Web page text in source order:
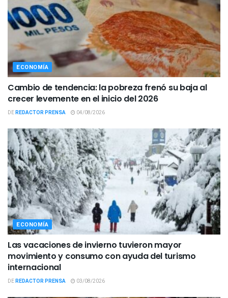
ECONOMÍA
Cambio de tendencia: la pobreza frenó su baja al
crecer levemente en el inicio del 2026
DEREDACTOR PRENSA 04/08/2026
ECONOMÍA
Las vacaciones de invierno tuvieron mayor
movimiento y consumo con ayuda del turismo
internacional
DEREDACTOR PRENSA 03/08/2026